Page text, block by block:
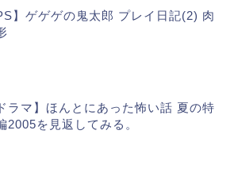
】ゲゲゲの鬼太郎 プレイ日記(2) 肉
ラマ】ほんとにあった怖い話 夏の特
2005を見返してみる。